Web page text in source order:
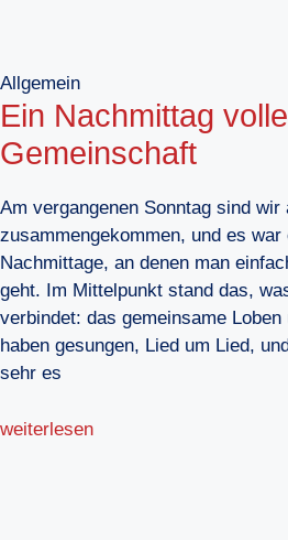
Allgemein
Ein Nachmittag
Gemeinschaft
Am vergangenen Sonntag sind wir
zusammengekommen, und es war
Nachmittage, an denen man
geht. Im Mittelpunkt stand das,
verbindet: das gemeinsame
haben gesungen, Lied um Lied,
sehr es
weiterlesen